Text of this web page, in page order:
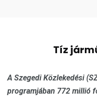
Tíz
A Szegedi Közlekedési
programjában 772 millió